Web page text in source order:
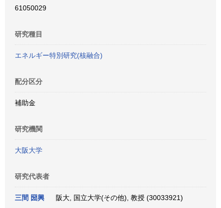
61050029
研究種目
エネルギー特別研究(核融合)
配分区分
補助金
研究機関
大阪大学
研究代表者
三間 圀興 阪大, 国立大学(その他), 教授 (30033921)